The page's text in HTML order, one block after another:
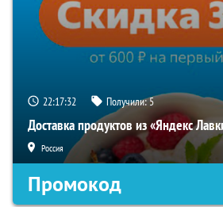
22:17:31 Получили:5
Доставка продуктов из «Яндекс
Россия
Промокод